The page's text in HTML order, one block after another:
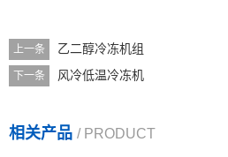
上一条 乙二醇冷冻机组
下一条 风冷低温冷冻机
相关产品 / PRODUCT